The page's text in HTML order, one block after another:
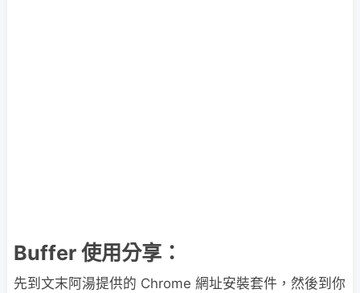
Buffer 使用分享：
先到文末阿湯提供的 Chrome 網址安裝套件，然後到你